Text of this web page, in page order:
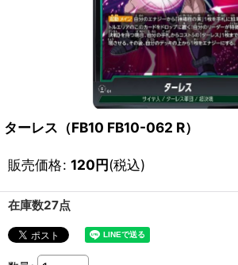
ターレス（FB10 FB10-062 R）
販売価格: 120円(税込)
在庫数27点